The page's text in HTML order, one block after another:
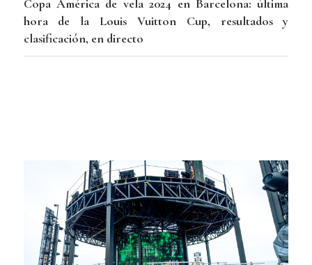
Copa América de vela 2024 en Barcelona: última
hora de la Louis Vuitton Cup, resultados y
clasificación, en directo